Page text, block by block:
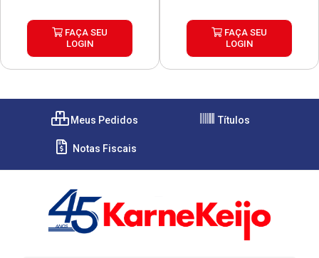
FAÇA SEU
LOGIN
FAÇA SEU
LOGIN
Meus Pedidos Títulos
Notas Fiscais